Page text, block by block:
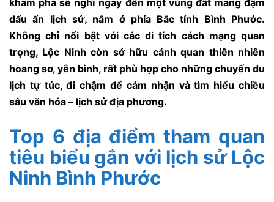
khám phá sẽ nghĩ ngay đến một vùng đất mang đậm
dấu ấn lịch sử, nằm ở phía Bắc tỉnh Bình Phước.
Không chỉ nổi bật với các di tích cách mạng quan
trọng, Lộc Ninh còn sở hữu cảnh quan thiên nhiên
hoang sơ, yên bình, rất phù hợp cho những chuyến du
lịch tự túc, đi chậm để cảm nhận và tìm hiểu chiều
sâu văn hóa – lịch sử địa phương.
Top 6 địa điểm tham quan
tiêu biểu gắn với lịch sử Lộc
Ninh Bình Phước